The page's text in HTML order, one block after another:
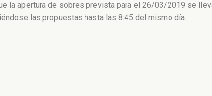
la apertura de sobres prevista para el 26/03/2019 se
las propuestas hasta las 8:45 del mismo día.